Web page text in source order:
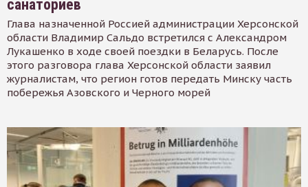
санаториев
Глава назначенной Россией администрации Херсонской
области Владимир Сальдо встретился с Александром
Лукашенко в ходе своей поездки в Беларусь. После
этого разговора глава Херсонской области заявил
журналистам, что регион готов передать Минску часть
побережья Азовского и Черного морей